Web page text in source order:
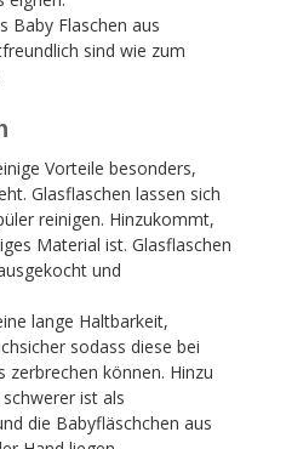
Baby Flaschen aus
sind wie zum
Vorteile besonders,
Glasflaschen lassen sich
reinigen. Hinzukommt,
Material ist. Glasflaschen
und
lange Haltbarkeit,
sodass diese bei
zerbrechen können. Hinzu
ist als
die Babyfläschchen aus